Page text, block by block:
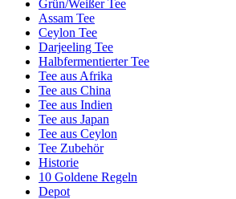
Grün/Weißer Tee
Assam Tee
Ceylon Tee
Darjeeling Tee
Halbfermentierter Tee
Tee aus Afrika
Tee aus China
Tee aus Indien
Tee aus Japan
Tee aus Ceylon
Tee Zubehör
Historie
10 Goldene Regeln
Depot